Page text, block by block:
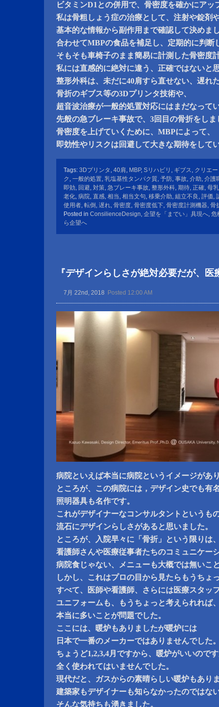
ビタミンD1との併用で、骨密度を確かにア
私は骨粗しょう症の治療として、注射や錠剤
基本的な情報から副作用まで確認して決めま
合わせてMBPの食品を補足し、定期的に判断
そもそも車椅子のまま簡易に計測した骨密度
私には直感的に絶対に違う、正確ではないと
整形外科は、未だに40肩すら直せない、遅れ
骨折のギブス等の3Dプリンタ技術や、
超音波治療が一般的処置対応にはまだなって
先般の急ブレーキ事故で、3回目の骨折をしま
骨密度を上げていくために、MBPによって、
即効性やリスクは回避して大きな期待をして
Tags: 3Dプリンタ , 40肩, MBP, Sリハビリ , ギブス, クリエ
ク , 一般的処置, 乳塩基性タンパク質, 予防, 事故, 介助, 介護
即効, 回避, 対策, 急ブレーキ事故, 整形外科, 期待, 正確, 母乳
老化, 病院, 直感, 相当, 相当文句, 移乗介助, 組立不良 , 評価,
使用者, 転倒 , 遅れ, 骨密度, 骨密度低下, 骨密度計測機器, 骨
Posted in ConsilienceDesign, 企望を「までい」具現へ, 危
ら企望へ
『デザインらしさが絶対必要だが、医
7月 22nd, 2018 Posted 12:00 AM
病院といえば本当に病院というイメージがあ
ところが、この病院には，デザイン史でも有
照明器具も名作です。
これがデザイナーなコンサルタントというも
流石にデザインらしさがあると思いました。
ところが、入院早々に「骨折」という限りは
看護師さんや医療従事者たちのコミュニケー
病院食じゃない、メニューも大概では無いこ
しかし、これはプロの目から見たらもうちょ
すべて、医師や看護師、さらには医療スタッ
ユニフォームも、もうちょっと考えられれば
本当に多いことが問題でした。
ここには、暖炉もありましたが暖炉には
日本で一番のメーカーではありませんでした
ちょうど1,2,3,4月ですから、暖炉がいいので
全く使われてはいませんでした。
現代だと、ガスからの素晴らしい暖炉もあり
建築家もデザイナーも知らなかったのではな
そんな気持ちも湧きました。